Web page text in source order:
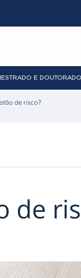
E DOUTORADO
de risco?
de